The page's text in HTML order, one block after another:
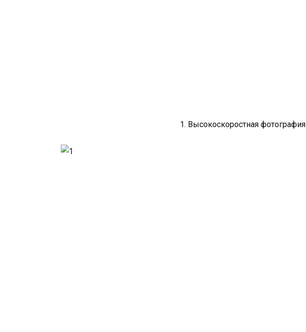
1. Высокоскоростная фотография